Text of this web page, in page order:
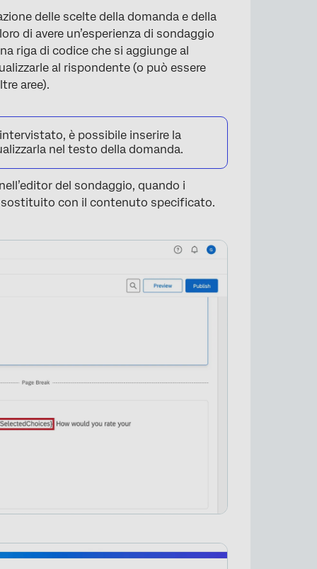
delle scelte della domanda e della
di avere un’esperienza di sondaggio
riga di codice che si aggiunge al
al rispondente (o può essere
aree).
è possibile inserire la
nel testo della domanda.
del sondaggio, quando i
con il contenuto specificato.